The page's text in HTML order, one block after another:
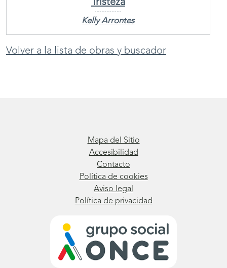
Tristeza
Kelly Arrontes
Volver a la lista de obras y buscador
Mapa del Sitio
Accesibilidad
Contacto
Política de cookies
Aviso legal
Política de privacidad